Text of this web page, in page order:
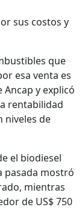
sus costos y
que
esa venta es
y explicó
rentabilidad
niveles de
el biodiesel
pasada mostró
mientras
de US$ 750